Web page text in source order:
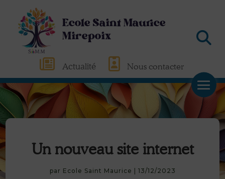
Ecole Saint Maurice
Mirepoix
Actualité Nous contacter
Un nouveau site internet
par Ecole Saint Maurice | 13/12/2023